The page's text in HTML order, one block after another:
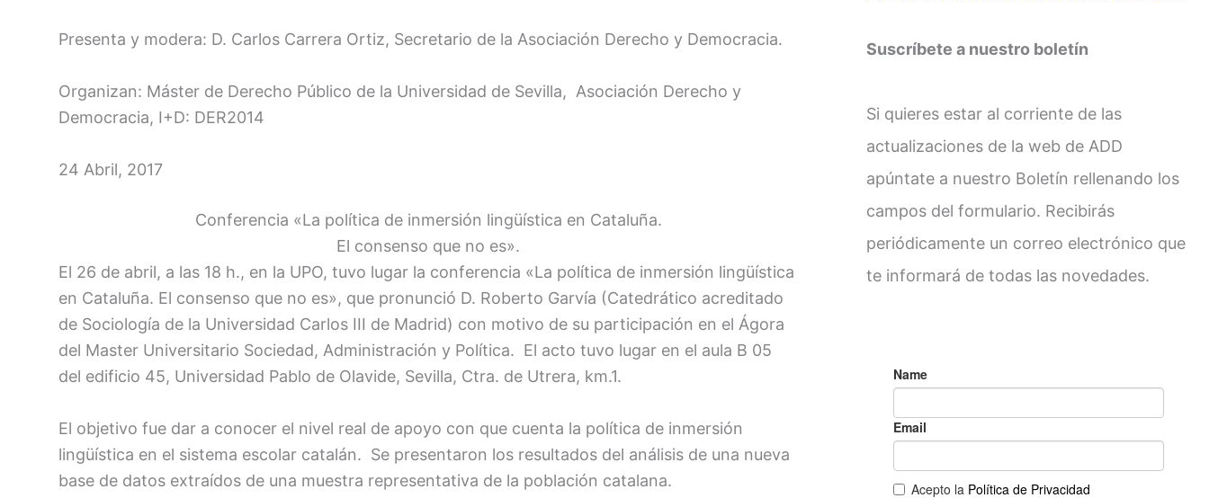
Presenta y modera: D. Carlos Carrera Ortiz, Secretario de la Asociación Derecho y Democracia.
Organizan: Máster de Derecho Público de la Universidad de Sevilla, Asociación Derecho y
Democracia, I+D: DER2014
24 Abril, 2017
Conferencia «La política de inmersión lingüística en Cataluña.
El consenso que no es».
El 26 de abril, a las 18 h., en la UPO, tuvo lugar la conferencia «La política de inmersión lingüística
en Cataluña. El consenso que no es», que pronunció D. Roberto Garvía (Catedrático acreditado
de Sociología de la Universidad Carlos III de Madrid) con motivo de su participación en el Ágora
del Master Universitario Sociedad, Administración y Política. El acto tuvo lugar en el aula B 05
del edificio 45, Universidad Pablo de Olavide, Sevilla, Ctra. de Utrera, km.1.
El objetivo fue dar a conocer el nivel real de apoyo con que cuenta la política de inmersión
lingüística en el sistema escolar catalán. Se presentaron los resultados del análisis de una nueva
base de datos extraídos de una muestra representativa de la población catalana.
Suscríbete a nuestro boletín
Si quieres estar al corriente de las
actualizaciones de la web de ADD
apúntate a nuestro Boletín rellenando los
campos del formulario. Recibirás
periódicamente un correo electrónico que
te informará de todas las novedades.